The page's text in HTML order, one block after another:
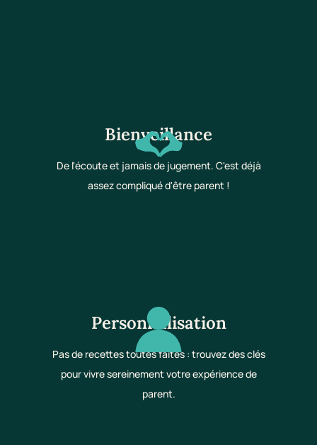
Bienveillance
De l'écoute et jamais de jugement. C'est déjà
assez compliqué d'être parent !
Personnalisation
Pas de recettes toutes faites : trouvez des clés
pour vivre sereinement votre expérience de
parent.